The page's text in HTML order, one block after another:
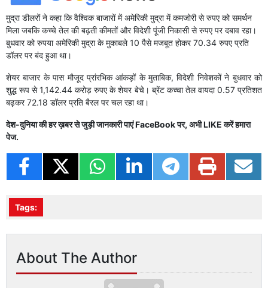
मुद्रा डीलरों ने कहा कि वैश्विक बाजारों में अमेरिकी मुद्रा में कमजोरी से रुपए को समर्थन
मिला जबकि कच्चे तेल की बढ़ती कीमतों और विदेशी पूंजी निकासी से रुपए पर दबाव रहा।
बुधवार को रुपया अमेरिकी मुद्रा के मुकाबले 10 पैसे मजबूत होकर 70.34 रुपए प्रति
डॉलर पर बंद हुआ था।
शेयर बाजार के पास मौजूद प्रांरभिक आंकड़ों के मुताबिक, विदेशी निवेशकों ने बुधवार को
शुद्ध रूप से 1,142.44 करोड़ रुपए के शेयर बेचे। ब्रेंट कच्चा तेल वायदा 0.57 प्रतिशत
बढ़कर 72.18 डॉलर प्रति बैरल पर चल रहा था।
देश-दुनिया की हर ख़बर से जुड़ी जानकारी पाएंFaceBookपर, अभीLIKEकरें हमारा
पेज.
Tags:
About The Author